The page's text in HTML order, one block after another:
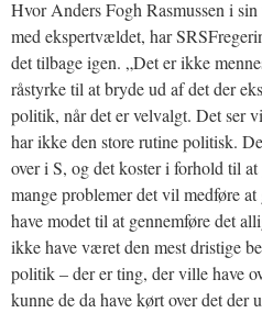
Hvor Anders Fogh Rasmussen i
med ekspertvældet, har
det tilbage igen. „Det er ikke
råstyrke til at bryde ud af det der
politik, når det er velvalgt. Det ser
har ikke den store rutine politisk.
over i S, og det koster i forhold til
mange problemer det vil medføre
have modet til at gennemføre det
ikke have været den mest dristige
politik – der er ting, der ville have
kunne de da have kørt over det der